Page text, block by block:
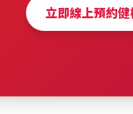
立即線上預約